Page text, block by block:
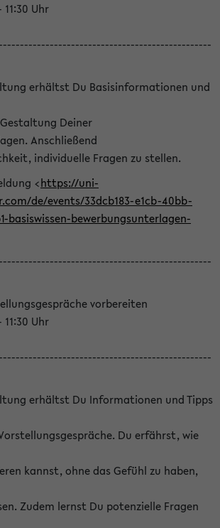
Uhr
erhältst Du Basisinformationen und
Deiner
Anschließend
individuelle Fragen zu stellen.
<https://uni-
de/events/33dcb183-e1cb-40bb-
basiswissen-bewerbungsunterlagen-
vorbereiten
Uhr
erhältst Du Informationen und Tipps
Du erfährst, wie
kannst, ohne das Gefühl zu haben,
Zudem lernst Du potenzielle Fragen